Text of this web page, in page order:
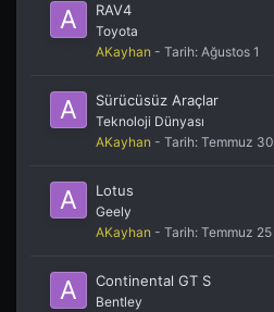
RAV4
Toyota
AKayhan - Tarih: Ağustos 1
Sürücüsüz Araçlar
Teknoloji Dünyası
AKayhan - Tarih: Temmuz 30
Lotus
Geely
AKayhan - Tarih: Temmuz 25
Continental GT S
Bentley